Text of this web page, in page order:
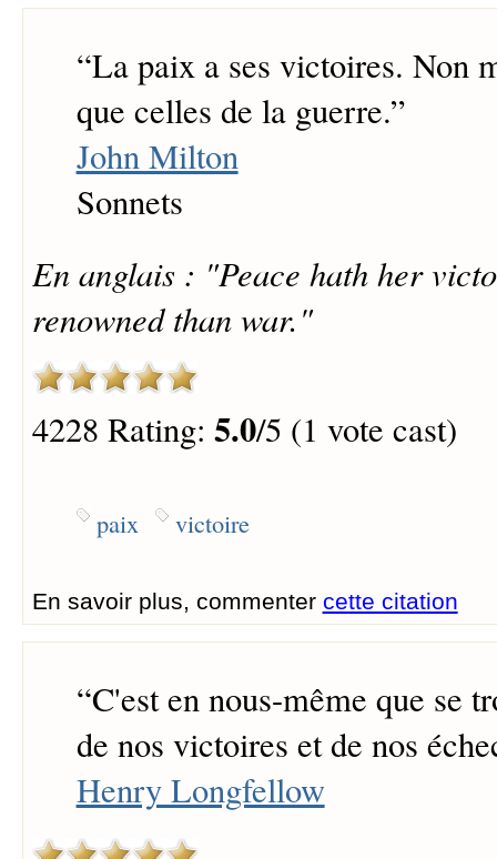
“La paix a ses victoires. Non
que celles de la guerre.”
John Milton
Sonnets
En anglais : "Peace hath her
renowned than war."
4228 Rating: 5.0/5 (1 vote cast)
paix victoire
En savoir plus, commenter cette citation
“C'est en nous-même que se
de nos victoires et de nos
Henry Longfellow